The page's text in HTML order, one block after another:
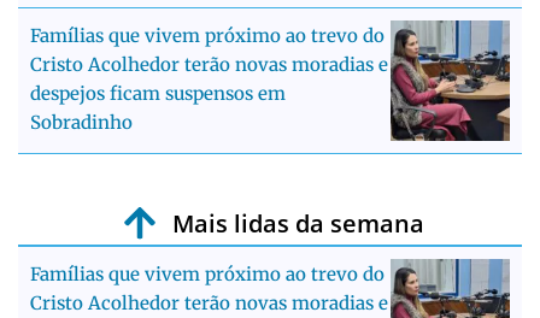
Famílias que vivem próximo ao trevo do
Cristo Acolhedor terão novas moradias e
despejos ficam suspensos em
Sobradinho
Mais lidas da semana
Famílias que vivem próximo ao trevo do
Cristo Acolhedor terão novas moradias e